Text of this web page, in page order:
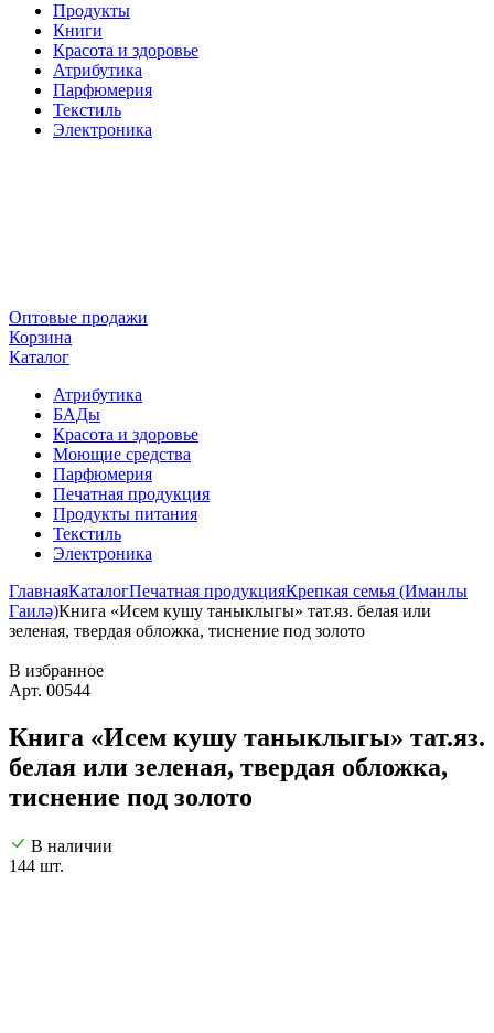
Продукты
Книги
Красота и здоровье
Атрибутика
Парфюмерия
Текстиль
Электроника
Оптовые продажи
Корзина
Каталог
Атрибутика
БАДы
Красота и здоровье
Моющие средства
Парфюмерия
Печатная продукция
Продукты питания
Текстиль
Электроника
ГлавнаяКаталогПечатная продукцияКрепкая семья (Иманлы
Гаилә)Книга «Исем кушу таныклыгы» тат.яз. белая или
зеленая, твердая обложка, тиснение под золото
В избранное
Арт. 00544
Книга «Исем кушу таныклыгы» тат.яз.
белая или зеленая, твердая обложка,
тиснение под золото
В наличии
144 шт.